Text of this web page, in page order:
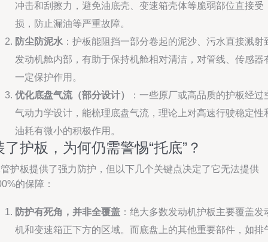
冲击和刮擦力，避免油底壳、变速箱壳体等脆弱部位直接受
损，防止漏油等严重故障。
防尘防泥水 ：护板能阻挡一部分卷起的泥沙、污水直接溅射
发动机舱内部，有助于保持机舱相对清洁，对管线、传感器
一定保护作用。
优化底盘气流（部分设计）
：一些原厂或高品质的护板经过
气动力学设计，能梳理底盘气流，理论上对高速行驶稳定性
油耗有微小的积极作用。
了护板，为何仍需警惕“托底”？
护板提供了强力防护，但以下几个关键点决定了它无法提供
的保障：
防护有死角，并非全覆盖 ：绝大多数发动机护板主要覆盖发
机和变速箱正下方的区域。而底盘上的其他重要部件，如排